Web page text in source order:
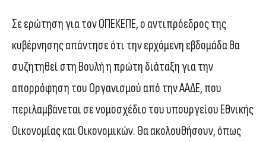
Σε ερώτηση για τον ΟΠΕΚΕΠΕ, ο αντιπρόεδρος της
κυβέρνησης απάντησε ότι την ερχόμενη εβδομάδα θα
συζητηθεί στη Βουλή η πρώτη διάταξη για την
απορρόφηση του Οργανισμού από την ΑΑΔΕ, που
περιλαμβάνεται σε νομοσχέδιο του υπουργείου Εθνικής
Οικονομίας και Οικονομικών. Θα ακολουθήσουν, όπως